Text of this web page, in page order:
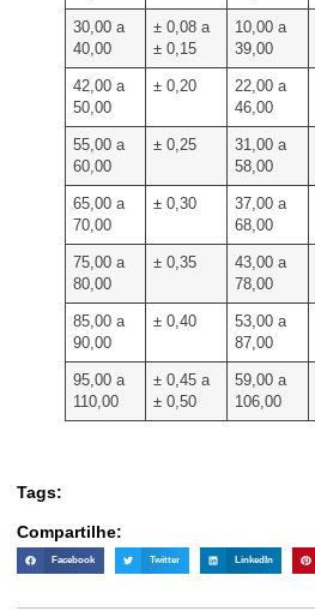
30,00 a
40,00
± 0,08 a
± 0,15
10,00 a
39,00
42,00 a
50,00
± 0,20
22,00 a
46,00
55,00 a
60,00
± 0,25
31,00 a
58,00
65,00 a
70,00
± 0,30
37,00 a
68,00
75,00 a
80,00
± 0,35
43,00 a
78,00
85,00 a
90,00
± 0,40
53,00 a
87,00
95,00 a
110,00
± 0,45 a
± 0,50
59,00 a
106,00
Tags:
Compartilhe:
Facebook Twitter LinkedIn